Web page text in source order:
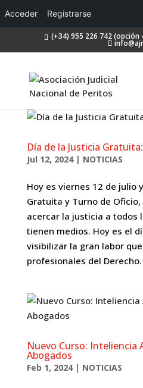
Acceder Registrarse
(+34) 955 226 742 (opción
Día de la Justicia
Jul 12, 2024| NOTICIAS
Hoy es viernes 12 de julio
Gratuita y Turno de
acercar la justicia a todos
tienen medios. Hoy es el
visibilizar la gran labor
profesionales del Derecho.
Nuevo Curso: Inteliencia
Abogados
Feb 1, 2024| NOTICIAS